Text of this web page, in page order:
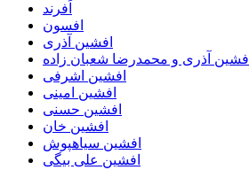
اَفرند
افسون
افشین آذری
افشین آذری و محمدرضا شعبان زاده
افشین اشرفی
افشین امینی
افشین حسنی
افشین خان
افشین سیاهپوش
افشین علی بیگی